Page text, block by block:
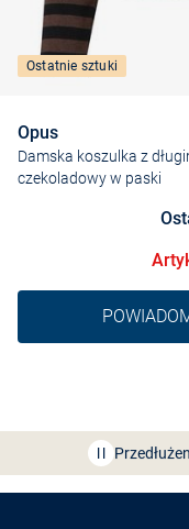
Ostatnie sztuki
Opus
Damska koszulka z
czekoladowy w paski